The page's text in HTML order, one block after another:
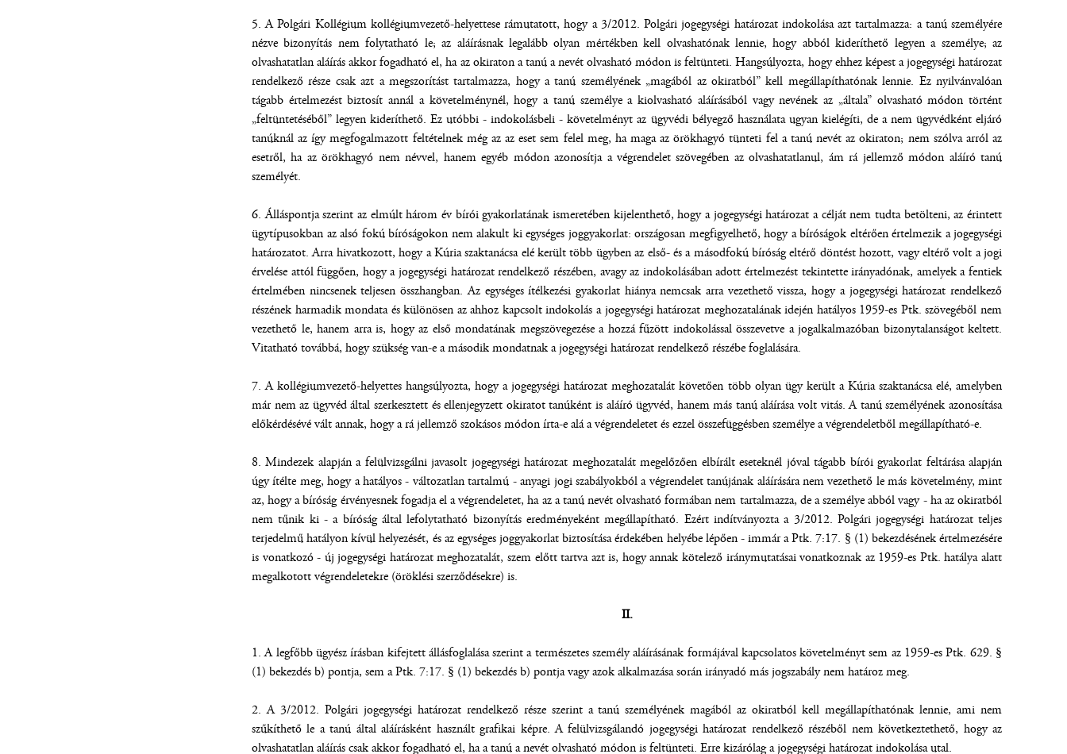
5. A Polgári Kollégium kollégiumvezető-helyettese rámutatott, hogy a 3/2012. Polgári jogegységi határozat indokolása azt tartalmazza: a tanú személyére
nézve bizonyítás nem folytatható le; az aláírásnak legalább olyan mértékben kell olvashatónak lennie, hogy abból kideríthető legyen a személye; az
olvashatatlan aláírás akkor fogadható el, ha az okiraton a tanú a nevét olvasható módon is feltünteti. Hangsúlyozta, hogy ehhez képest a jogegységi határozat
rendelkező része csak azt a megszorítást tartalmazza, hogy a tanú személyének „magából az okiratból” kell megállapíthatónak lennie. Ez nyilvánvalóan
tágabb értelmezést biztosít annál a követelménynél, hogy a tanú személye a kiolvasható aláírásából vagy nevének az „általa” olvasható módon történt
„feltüntetéséből” legyen kideríthető. Ez utóbbi - indokolásbeli - követelményt az ügyvédi bélyegző használata ugyan kielégíti, de a nem ügyvédként eljáró
tanúknál az így megfogalmazott feltételnek még az az eset sem felel meg, ha maga az örökhagyó tünteti fel a tanú nevét az okiraton; nem szólva arról az
esetről, ha az örökhagyó nem névvel, hanem egyéb módon azonosítja a végrendelet szövegében az olvashatatlanul, ám rá jellemző módon aláíró tanú
személyét.
6. Álláspontja szerint az elmúlt három év bírói gyakorlatának ismeretében kijelenthető, hogy a jogegységi határozat a célját nem tudta betölteni, az érintett
ügytípusokban az alsó fokú bíróságokon nem alakult ki egységes joggyakorlat: országosan megfigyelhető, hogy a bíróságok eltérően értelmezik a jogegységi
határozatot. Arra hivatkozott, hogy a Kúria szaktanácsa elé került több ügyben az első- és a másodfokú bíróság eltérő döntést hozott, vagy eltérő volt a jogi
érvelése attól függően, hogy a jogegységi határozat rendelkező részében, avagy az indokolásában adott értelmezést tekintette irányadónak, amelyek a fentiek
értelmében nincsenek teljesen összhangban. Az egységes ítélkezési gyakorlat hiánya nemcsak arra vezethető vissza, hogy a jogegységi határozat rendelkező
részének harmadik mondata és különösen az ahhoz kapcsolt indokolás a jogegységi határozat meghozatalának idején hatályos 1959-es Ptk. szövegéből nem
vezethető le, hanem arra is, hogy az első mondatának megszövegezése a hozzá fűzött indokolással összevetve a jogalkalmazóban bizonytalanságot keltett.
Vitatható továbbá, hogy szükség van-e a második mondatnak a jogegységi határozat rendelkező részébe foglalására.
7. A kollégiumvezető-helyettes hangsúlyozta, hogy a jogegységi határozat meghozatalát követően több olyan ügy került a Kúria szaktanácsa elé, amelyben
már nem az ügyvéd által szerkesztett és ellenjegyzett okiratot tanúként is aláíró ügyvéd, hanem más tanú aláírása volt vitás. A tanú személyének azonosítása
előkérdésévé vált annak, hogy a rá jellemző szokásos módon írta-e alá a végrendeletet és ezzel összefüggésben személye a végrendeletből megállapítható-e.
8. Mindezek alapján a felülvizsgálni javasolt jogegységi határozat meghozatalát megelőzően elbírált eseteknél jóval tágabb bírói gyakorlat feltárása alapján
úgy ítélte meg, hogy a hatályos - változatlan tartalmú - anyagi jogi szabályokból a végrendelet tanújának aláírására nem vezethető le más követelmény, mint
az, hogy a bíróság érvényesnek fogadja el a végrendeletet, ha az a tanú nevét olvasható formában nem tartalmazza, de a személye abból vagy - ha az okiratból
nem tűnik ki - a bíróság által lefolytatható bizonyítás eredményeként megállapítható. Ezért indítványozta a 3/2012. Polgári jogegységi határozat teljes
terjedelmű hatályon kívül helyezését, és az egységes joggyakorlat biztosítása érdekében helyébe lépően - immár a Ptk. 7:17. § (1) bekezdésének értelmezésére
is vonatkozó - új jogegységi határozat meghozatalát, szem előtt tartva azt is, hogy annak kötelező iránymutatásai vonatkoznak az 1959-es Ptk. hatálya alatt
megalkotott végrendeletekre (öröklési szerződésekre) is.
II.
1. A legfőbb ügyész írásban kifejtett állásfoglalása szerint a természetes személy aláírásának formájával kapcsolatos követelményt sem az 1959-es Ptk. 629. §
(1) bekezdés b) pontja, sem a Ptk. 7:17. § (1) bekezdés b) pontja vagy azok alkalmazása során irányadó más jogszabály nem határoz meg.
2. A 3/2012. Polgári jogegységi határozat rendelkező része szerint a tanú személyének magából az okiratból kell megállapíthatónak lennie, ami nem
szűkíthető le a tanú által aláírásként használt grafikai képre. A felülvizsgálandó jogegységi határozat rendelkező részéből nem következtethető, hogy az
olvashatatlan aláírás csak akkor fogadható el, ha a tanú a nevét olvasható módon is feltünteti. Erre kizárólag a jogegységi határozat indokolása utal.